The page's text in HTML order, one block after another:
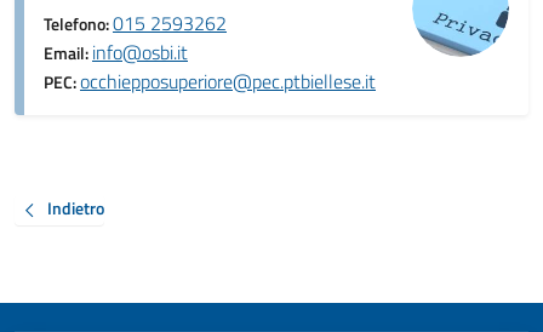
Telefono:015 2593262
Email:info@osbi.it
PEC:occhiepposuperiore@pec.ptbiellese.it
Indietro